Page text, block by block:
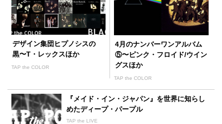
デザイン集団ヒプノシスの
黒〜T・レックスほか
TAP the COLOR
4月のナンバーワンアルバム
⑤〜ピンク・フロイド/ウイン
グスほか
TAP the COLOR
『メイド・イン・ジャパン』を世界に知らし
めたディープ・パープル
TAP the LIVE